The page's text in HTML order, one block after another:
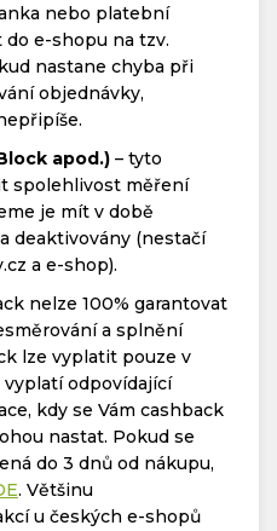
nebo platební
e-shopu na tzv.
nastane chyba při
objednávky,
apod.) – tyto
spolehlivost měření
je mít v době
deaktivovány (nestačí
a e-shop).
nelze 100% garantovat
a splnění
lze vyplatit pouze v
odpovídající
kdy se Vám cashback
nastat. Pokud se
do 3 dnů od nákupu,
. Většinu
u českých e-shopů